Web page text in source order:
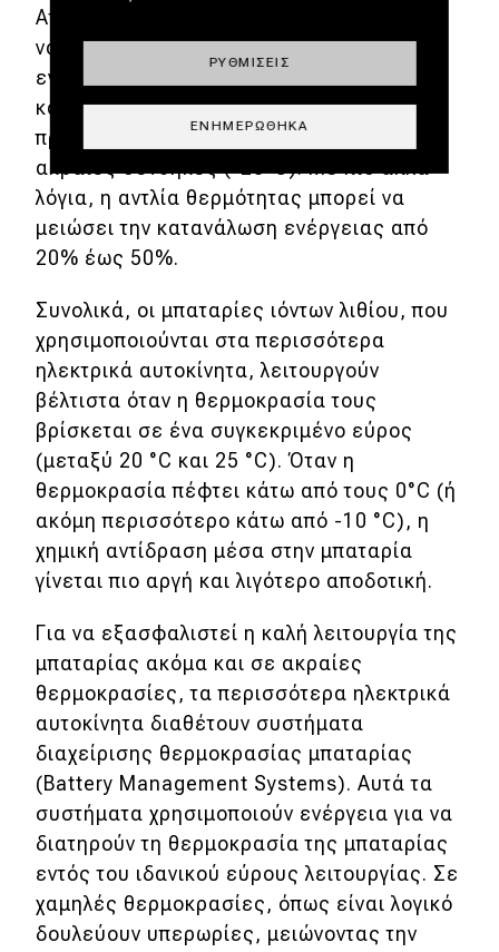
Απεναντίας, η αντλία θερμότητας μπορεί
να καταναλώνει μόλις 0,5 kWh έως 1 kWh
ενέργειας ανά ώρα για τη θέρμανση της
καμπίνας σε ψυχρές συνθήκες. Υπό την
προϋπόθεση φυσικά ότι δεν μιλάμε για
ακραίες συνθήκες (-20°C). Με πιο απλά
λόγια, η αντλία θερμότητας μπορεί να
μειώσει την κατανάλωση ενέργειας από
20% έως 50%.
Συνολικά, οι μπαταρίες ιόντων λιθίου, που
χρησιμοποιούνται στα περισσότερα
ηλεκτρικά αυτοκίνητα, λειτουργούν
βέλτιστα όταν η θερμοκρασία τους
βρίσκεται σε ένα συγκεκριμένο εύρος
(μεταξύ 20 °C και 25 °C). Όταν η
θερμοκρασία πέφτει κάτω από τους 0°C (ή
ακόμη περισσότερο κάτω από -10 °C), η
χημική αντίδραση μέσα στην μπαταρία
γίνεται πιο αργή και λιγότερο αποδοτική.
Για να εξασφαλιστεί η καλή λειτουργία της
μπαταρίας ακόμα και σε ακραίες
θερμοκρασίες, τα περισσότερα ηλεκτρικά
αυτοκίνητα διαθέτουν συστήματα
διαχείρισης θερμοκρασίας μπαταρίας
(Battery Management Systems). Αυτά τα
συστήματα χρησιμοποιούν ενέργεια για να
διατηρούν τη θερμοκρασία της μπαταρίας
εντός του ιδανικού εύρους λειτουργίας. Σε
χαμηλές θερμοκρασίες, όπως είναι λογικό
δουλεύουν υπερωρίες, μειώνοντας την
ΡΥΘΜΊΣΕΙΣ
ΕΝΗΜΕΡΏΘΗΚΑ